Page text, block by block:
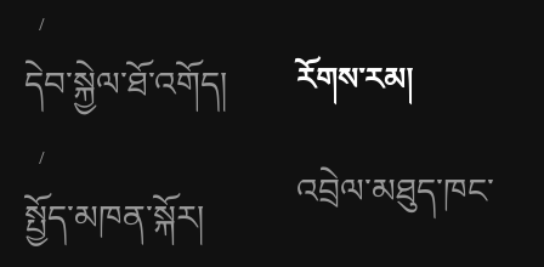
དེབ་སྐྱེལ་ཐོ་འགོད།
སྤྱོད་མཁན་སྐོར།
རོགས་རམ།
འབྲེལ་མཐུད་ཁང་